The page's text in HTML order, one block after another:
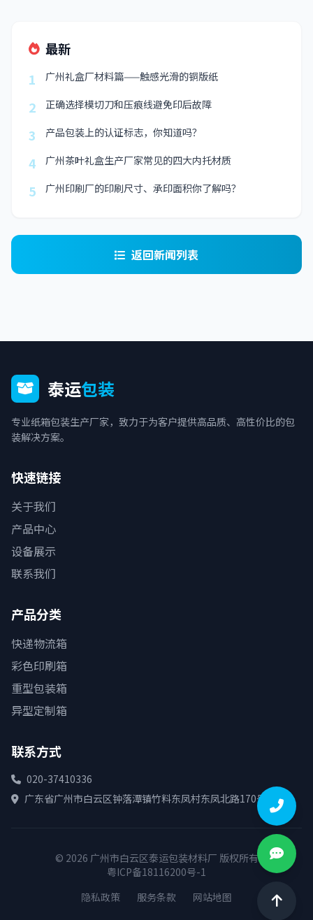
最新
1
广州礼盒厂材料篇——触感光滑的铜版纸
2 正确选择模切刀和压痕线避免印后故障
3 产品包装上的认证标志，你知道吗？
4 广州茶叶礼盒生产厂家常见的四大内托材质
5 广州印刷厂的印刷尺寸、承印面积你了解吗？
返回新闻列表
泰运包装
专业纸箱包装生产厂家，致力于为客户提供高品质、高性价比的包
装解决方案。
快速链接
关于我们
产品中心
设备展示
联系我们
产品分类
快递物流箱
彩色印刷箱
重型包装箱
异型定制箱
联系方式
020-37410336
广东省广州市白云区钟落潭镇竹料东凤村东凤北路170号
© 2026 广州市白云区泰运包装材料厂 版权所有
粤ICP备18116200号-1
隐私政策
服务条款 网站地图